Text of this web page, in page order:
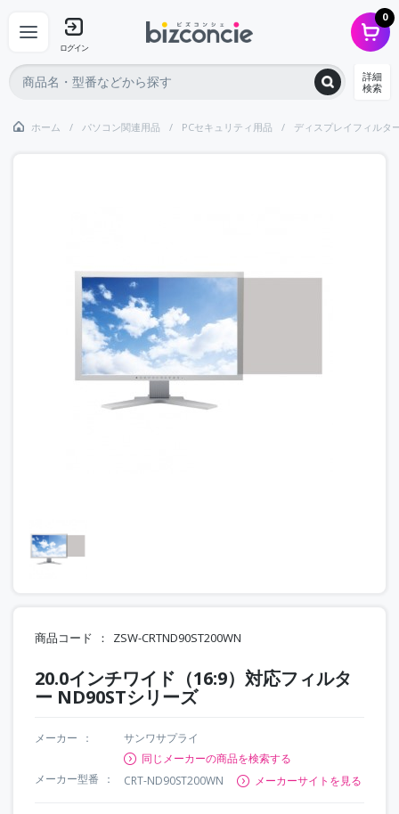
ログイン
0
詳細
検索
ホーム パソコン関連用品 PCセキュリティ用品 ディスプレイフィルタ
商品コード ZSW-CRTND90ST200WN
20.0インチワイド（16:9）対応フィルタ
ー ND90STシリーズ
メーカー
サンワサプライ
同じメーカーの商品を検索する
メーカー型番
CRT-ND90ST200WN メーカーサイトを見る